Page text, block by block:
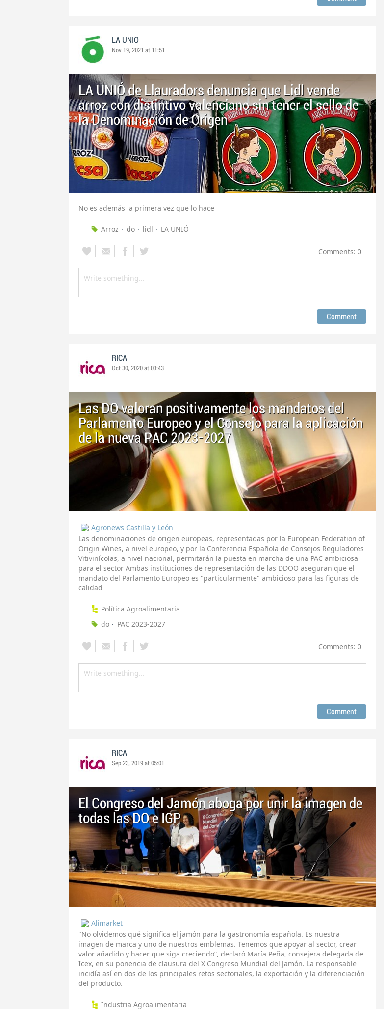
LA UNIO
Nov 19, 2021 at 11:51
LA UNIÓ de Llauradors denuncia que Lidl vende
arroz con distintivo valenciano sin tener el sello de
la Denominación de Origen
No es además la primera vez que lo hace
Arroz do lidl LA UNIÓ
Comments: 0
RICA
Oct 30, 2020 at 03:43
Las DO valoran positivamente los mandatos del
Parlamento Europeo y el Consejo para la aplicación
de la nueva PAC 2023-2027
Agronews Castilla y León
Las denominaciones de origen europeas, representadas por la European Federation of
Origin Wines, a nivel europeo, y por la Conferencia Española de Consejos Reguladores
Vitivinícolas, a nivel nacional, permitarán la puesta en marcha de una PAC ambiciosa
para el sector Ambas instituciones de representación de las DDOO aseguran que el
mandato del Parlamento Europeo es "particularmente" ambicioso para las figuras de
calidad
Política Agroalimentaria
do
PAC 2023-2027
Comments: 0
RICA
Sep 23, 2019 at 05:01
El Congreso del Jamón aboga por unir la imagen de
todas las DO e IGP
Alimarket
"No olvidemos qué significa el jamón para la gastronomía española. Es nuestra
imagen de marca y uno de nuestros emblemas. Tenemos que apoyar al sector, crear
valor añadido y hacer que siga creciendo”, declaró María Peña, consejera delegada de
Icex, en su ponencia de clausura del X Congreso Mundial del Jamón. La responsable
incidía así en dos de los principales retos sectoriales, la exportación y la diferenciación
del producto.
Industria Agroalimentaria